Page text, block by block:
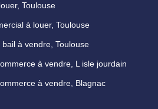
Toulouse
à louer, Toulouse
à vendre, Toulouse
à vendre, L isle jourdain
à vendre, Blagnac